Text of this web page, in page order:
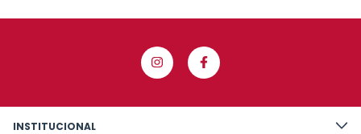
INSTITUCIONAL